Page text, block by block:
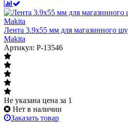
Лента 3.9x55 мм для магазинного
Makita
Артикул: P-13546
Не указана цена за 1
Нет в наличии
Заказать товар